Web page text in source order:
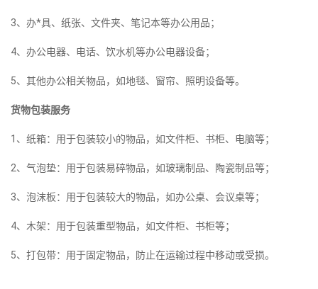
3、办*具、纸张、文件夹、笔记本等办公用品；
4、办公电器、电话、饮水机等办公电器设备；
5、其他办公相关物品，如地毯、窗帘、照明设备等。
货物包装服务
1、纸箱：用于包装较小的物品，如文件柜、书柜、电脑等；
2、气泡垫：用于包装易碎物品，如玻璃制品、陶瓷制品等；
3、泡沫板：用于包装较大的物品，如办公桌、会议桌等；
4、木架：用于包装重型物品，如文件柜、书柜等；
5、打包带：用于固定物品，防止在运输过程中移动或受损。